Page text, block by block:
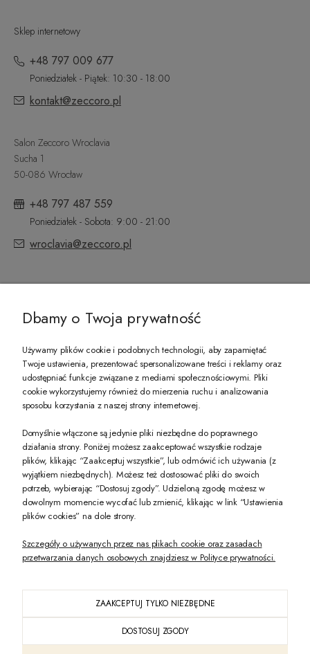
Sklep internetowy
+48 797 009 677
Poniedziałek - Piątek: 10:30 - 18:00
kontakt@zeccoro.pl
Salon Zeccoro Wroclavia
Sucha 1
50-086 Wrocław
+48 797 487 559
Poniedziałek - Sobota: 9:00 - 21:00
wroclavia@zeccoro.pl
PREZENT DLA CIEBIE!
-10% na pierwsze zakupy na zeccoro.pl Gdy zapiszesz się do naszego
Twoje dane będą przetwarzane zgodnie z nasząpolityką prywatności
POKAŻ PEŁNĄ WERSJĘ STRONY
Dbamy o Twoja prywatność
Używamy plików cookie i podobnych technologii, aby zapamiętać
Twoje ustawienia, prezentować spersonalizowane treści i reklamy oraz
udostępniać funkcje związane z mediami społecznościowymi. Pliki
cookie wykorzystujemy również do mierzenia ruchu i analizowania
sposobu korzystania z naszej strony internetowej.
Domyślnie włączone są jedynie pliki niezbędne do poprawnego
działania strony. Poniżej możesz zaakceptować wszystkie rodzaje
plików, klikając “Zaakceptuj wszystkie”, lub odmówić ich używania (z
wyjątkiem niezbędnych). Możesz też dostosować pliki do swoich
potrzeb, wybierając “Dostosuj zgody”. Udzieloną zgodę możesz w
dowolnym momencie wycofać lub zmienić, klikając w link “Ustawienia
plików cookies” na dole strony.
Szczegóły o używanych przez nas plikach cookie oraz zasadach
przetwarzania danych osobowych znajdziesz w Polityce prywatności.
ZAAKCEPTUJ TYLKO NIEZBĘDNE
DOSTOSUJ ZGODY